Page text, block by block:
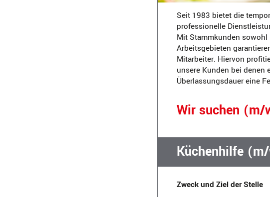
Seit 1983 bietet die
professionelle
Mit Stammkunden
Arbeitsgebieten
Mitarbeiter. Hiervon
unsere Kunden bei denen
Überlassungsdauer eine
Wir suchen
Küchenhilfe
Zweck und Ziel der Stelle